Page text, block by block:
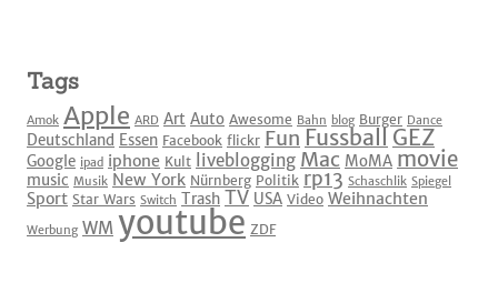
Tags
Amok Apple ARD Art Auto Awesome Bahn blog Burger Dance
Deutschland Essen Facebook flickr Fun Fussball GEZ
Google ipad iphone Kult liveblogging Mac MoMA movie
music Musik New York Nürnberg Politik rp13 Schaschlik Spiegel
Sport Star Wars Switch Trash TV USA Video Weihnachten
Werbung WM youtube ZDF